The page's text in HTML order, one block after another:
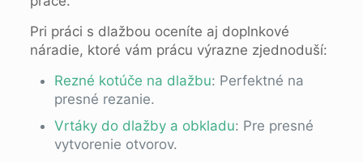
Pri práci s dlažbou oceníte aj doplnkové
náradie, ktoré vám prácu výrazne zjednoduší:
Rezné kotúče na dlažbu: Perfektné na
presné rezanie.
Vrtáky do dlažby a obkladu: Pre presné
vytvorenie otvorov.